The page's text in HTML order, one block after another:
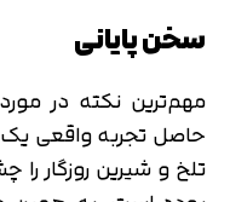
سخن پایانی
مهم‌ترین نکته در
حاصل تجربه واقعی
تلخ و شیرین روزگار